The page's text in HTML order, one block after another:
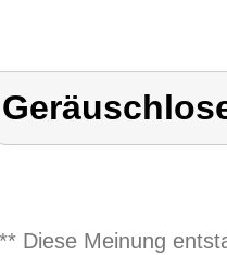
** Diese Meinung